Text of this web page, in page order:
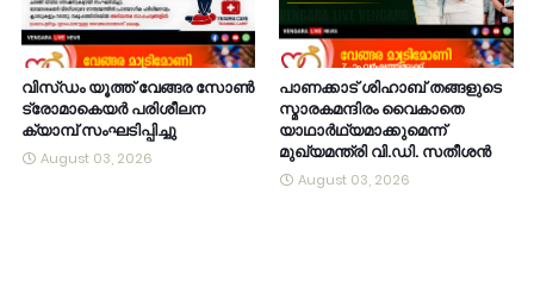
വിസ്ഡം യൂത്ത് വേങ്ങര സോൺ
ട്രോമാകെയർ പരിശീലന
ക്യാമ്പ് സംഘടിപ്പിച്ചു
August 03, 2026
പാണക്കാട് ശിഹാബ് തങ്ങളുടെ
സ്മാരകമന്ദിരം വൈകാതെ
യാഥാർഥ്യമാക്കുമെന്ന്
മുഖ്യമന്ത്രി വി.ഡി. സതീശൻ
August 03, 2026